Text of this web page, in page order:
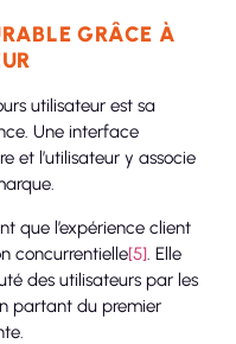
GRÂCE À
utilisateur est sa
Une interface
et l’utilisateur y associe
que l’expérience client
concurrentielle[5]. Elle
des utilisateurs par les
partant du premier